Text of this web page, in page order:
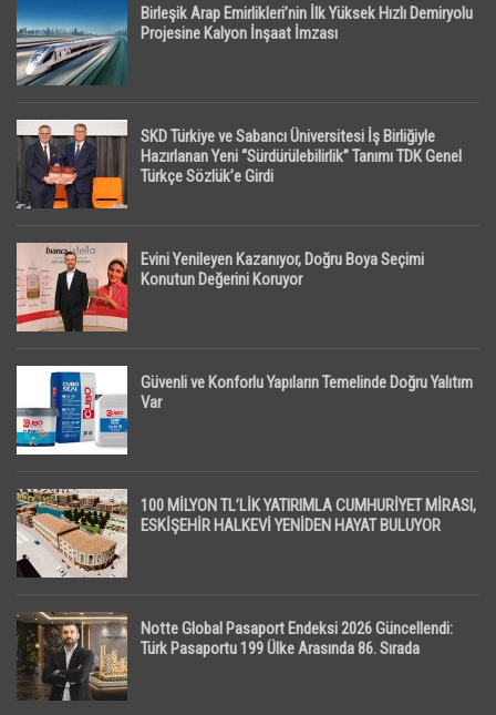
Birleşik Arap Emirlikleri’nin İlk Yüksek Hızlı Demiryolu
Projesine Kalyon İnşaat İmzası
SKD Türkiye ve Sabancı Üniversitesi İş Birliğiyle
Hazırlanan Yeni “Sürdürülebilirlik” Tanımı TDK Genel
Türkçe Sözlük’e Girdi
Evini Yenileyen Kazanıyor, Doğru Boya Seçimi
Konutun Değerini Koruyor
Güvenli ve Konforlu Yapıların Temelinde Doğru Yalıtım
Var
100 MİLYON TL’LİK YATIRIMLA CUMHURİYET MİRASI,
ESKİŞEHİR HALKEVİ YENİDEN HAYAT BULUYOR
Notte Global Pasaport Endeksi 2026 Güncellendi:
Türk Pasaportu 199 Ülke Arasında 86. Sırada